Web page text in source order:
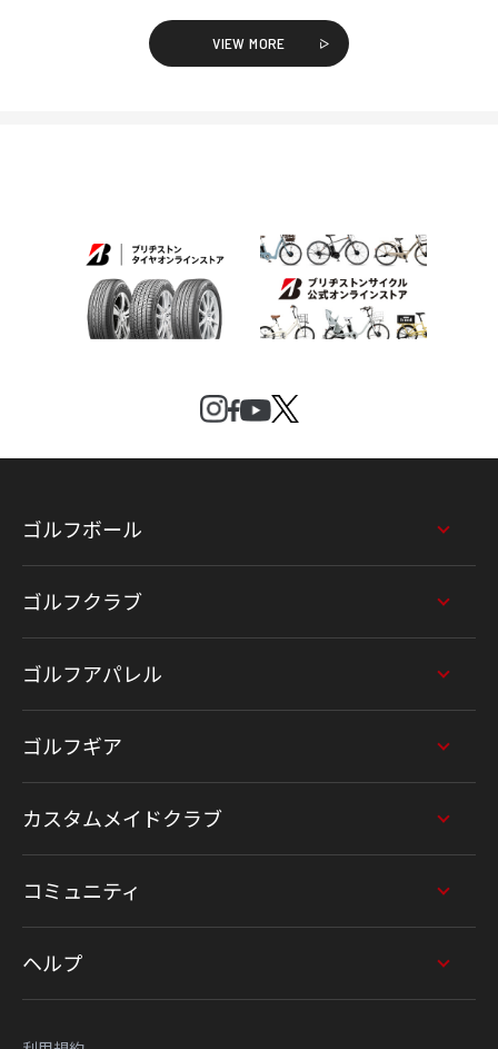
VIEW MORE
ゴルフボール
ゴルフクラブ
ゴルフアパレル
ゴルフギア
カスタムメイドクラブ
コミュニティ
ヘルプ